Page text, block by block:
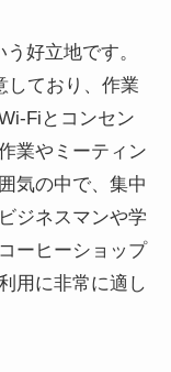
好立地です。
しており、作業
Fiとコンセン
業やミーティン
気の中で、集中
ジネスマンや学
ーヒーショップ
用に非常に適し